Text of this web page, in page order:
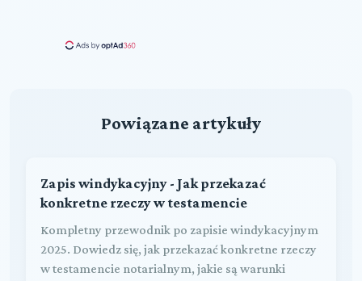
Powiązane artykuły
Zapis windykacyjny - Jak przekazać
konkretne rzeczy w testamencie
Kompletny przewodnik po zapisie windykacyjnym
2025. Dowiedz się, jak przekazać konkretne rzeczy
w testamencie notarialnym, jakie są warunki